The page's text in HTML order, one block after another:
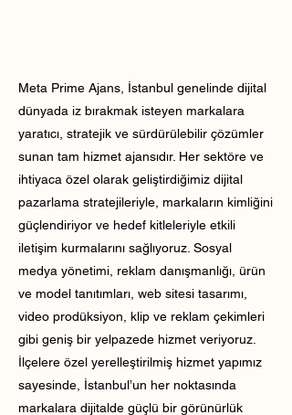
Meta Prime Ajans, İstanbul genelinde dijital
dünyada iz bırakmak isteyen markalara
yaratıcı, stratejik ve sürdürülebilir çözümler
sunan tam hizmet ajansıdır. Her sektöre ve
ihtiyaca özel olarak geliştirdiğimiz dijital
pazarlama stratejileriyle, markaların kimliğini
güçlendiriyor ve hedef kitleleriyle etkili
iletişim kurmalarını sağlıyoruz. Sosyal
medya yönetimi, reklam danışmanlığı, ürün
ve model tanıtımları, web sitesi tasarımı,
video prodüksiyon, klip ve reklam çekimleri
gibi geniş bir yelpazede hizmet veriyoruz.
İlçelere özel yerelleştirilmiş hizmet yapımız
sayesinde, İstanbul’un her noktasında
markalara dijitalde güçlü bir görünürlük